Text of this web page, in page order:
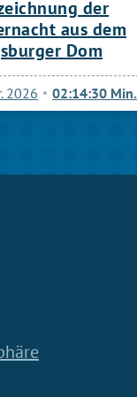
der
aus dem
Dom
2026 02:14:30 Min.